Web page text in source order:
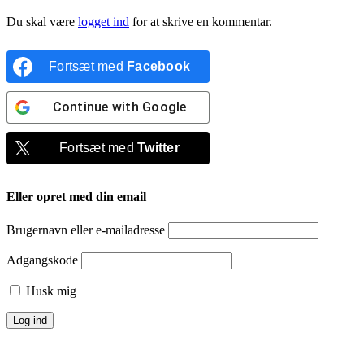
Du skal være logget ind for at skrive en kommentar.
Fortsæt med Facebook
Continue with Google
Fortsæt medTwitter
Eller opret med din email
Brugernavn eller e-mailadresse
Adgangskode
Husk mig